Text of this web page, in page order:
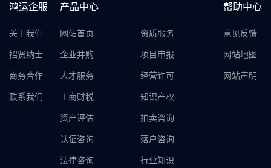
鸿运企服
关于我们
招贤纳士
商务合作
联系我们
产品中心
网站首页 资质服务
企业并购 项目申报
人才服务 经营许可
工商财税 知识产权
资产评估 拍卖咨询
认证咨询 落户咨询
法律咨询 行业知识
帮助中心
意见反馈
网站地图
网站声明